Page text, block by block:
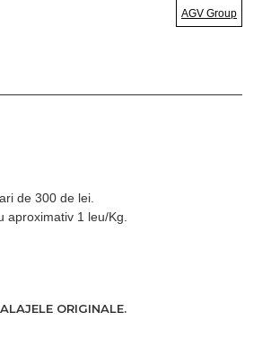
AGV Group
de 300 de lei.
1 leu/Kg.
ORIGINALE.